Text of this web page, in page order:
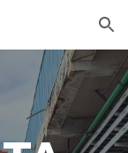
Skip to navigation